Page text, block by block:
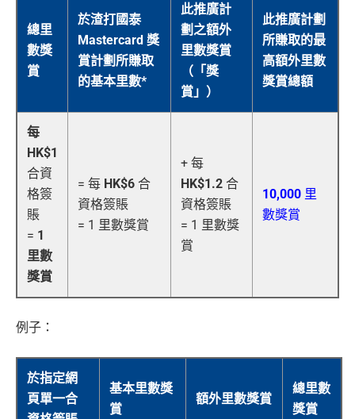
總里
數獎
賞
於渣打國泰
Mastercard 獎
賞計劃所賺取
的基本里數*
此推廣計
劃之額外
里數獎賞
（「獎
賞」）
此推廣計劃
所賺取的最
高額外里數
獎賞總額
每
HK$1
合資
格簽
賬
= 1
里數
獎賞
= 每 HK$6 合
資格簽賬
= 1 里數獎賞
+ 每
HK$1.2 合
資格簽賬
= 1 里數獎
賞
10,000 里
數獎賞
例子：
於指定網
頁單一合
基本里數獎
賞
額外里數獎賞
總里數
獎賞